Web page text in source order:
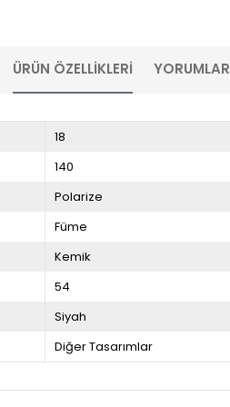
ÜRÜN ÖZELLIKLERI YORUMLAR
18
140
Polarize
Füme
Kemik
54
Siyah
Diğer Tasarımlar